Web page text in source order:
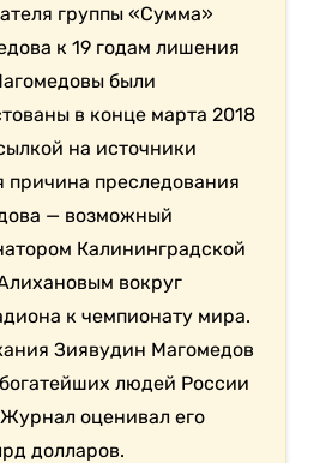
группы «Сумма»
к 19 годам лишения
были
в конце марта 2018
на источники
причина преследования
— возможный
Калининградской
вокруг
к чемпионату мира.
Зиявудин Магомедов
людей России
оценивал его
долларов.